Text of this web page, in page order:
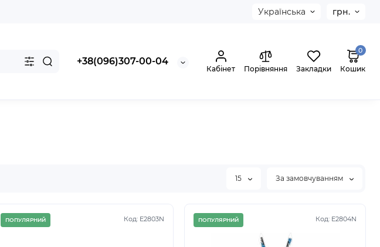
Українська грн.
+38(096)307-00-04
Кабінет Порівняння Закладки
0
Кошик
15 За замовчуванням
Код: E2803N
ПОПУЛЯРНИЙ Код: E2804N
ПОПУЛЯРНИЙ